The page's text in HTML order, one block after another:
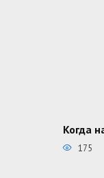
Когда
175